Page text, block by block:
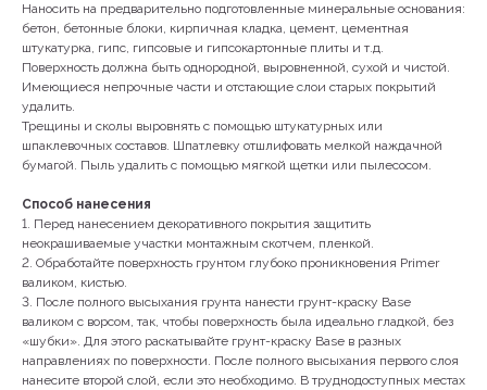
Наносить на предварительно подготовленные минеральные основания:
бетон, бетонные блоки, кирпичная кладка, цемент, цементная
штукатурка, гипс, гипсовые и гипсокартонные плиты и т.д.
Поверхность должна быть однородной, выровненной, сухой и чистой.
Имеющиеся непрочные части и отстающие слои старых покрытий
удалить.
Трещины и сколы выровнять с помощью штукатурных или
шпаклевочных составов. Шпатлевку отшлифовать мелкой наждачной
бумагой. Пыль удалить с помощью мягкой щетки или пылесосом.
Способ нанесения
1. Перед нанесением декоративного покрытия защитить
неокрашиваемые участки монтажным скотчем, пленкой.
2. Обработайте поверхность грунтом глубоко проникновения Primer
валиком, кистью.
3. После полного высыхания грунта нанести грунт-краску Base
валиком с ворсом, так, чтобы поверхность была идеально гладкой, без
«шубки». Для этого раскатывайте грунт-краску Base в разных
направлениях по поверхности. После полного высыхания первого слоя
нанесите второй слой, если это необходимо. В труднодоступных местах